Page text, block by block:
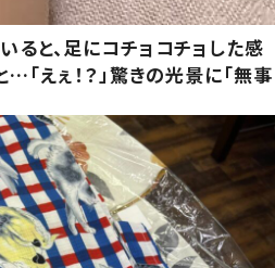
ると、足にコチョコチョした感
…「えぇ！？」驚きの光景に「無事